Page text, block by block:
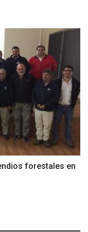
forestales en